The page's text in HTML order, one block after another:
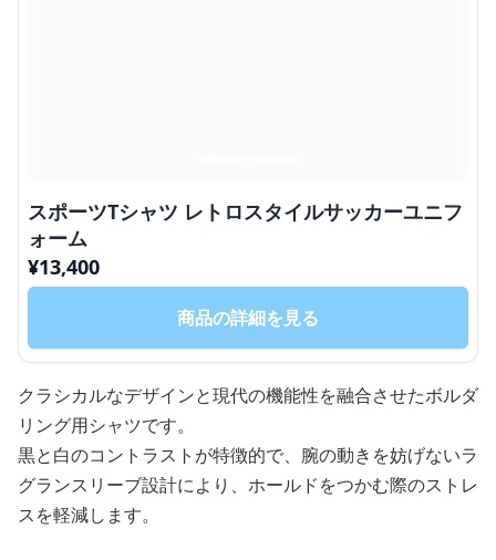
スポーツTシャツ レトロスタイルサッカーユニフ
ォーム
¥13,400
商品の詳細を見る
クラシカルなデザインと現代の機能性を融合させたボルダ
リング用シャツです。
黒と白のコントラストが特徴的で、腕の動きを妨げないラ
グランスリーブ設計により、ホールドをつかむ際のストレ
スを軽減します。